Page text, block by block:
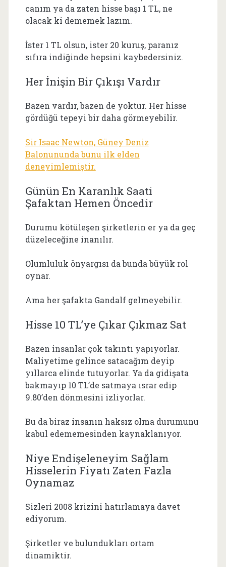
canım ya da zaten hisse başı 1 TL, ne
olacak ki dememek lazım.
İster 1 TL olsun, ister 20 kuruş, paranız
sıfıra indiğinde hepsini kaybedersiniz.
Her İnişin Bir Çıkışı Vardır
Bazen vardır, bazen de yoktur. Her hisse
gördüğü tepeyi bir daha görmeyebilir.
Sir Isaac Newton, Güney Deniz
Balonununda bunu ilk elden
deneyimlemiştir.
Günün En Karanlık Saati
Şafaktan Hemen Öncedir
Durumu kötüleşen şirketlerin er ya da geç
düzeleceğine inanılır.
Olumluluk önyargısı da bunda büyük rol
oynar.
Ama her şafakta Gandalf gelmeyebilir.
Hisse 10 TL’ye Çıkar Çıkmaz Sat
Bazen insanlar çok takıntı yapıyorlar.
Maliyetime gelince satacağım deyip
yıllarca elinde tutuyorlar. Ya da gidişata
bakmayıp 10 TL’de satmaya ısrar edip
9.80’den dönmesini izliyorlar.
Bu da biraz insanın haksız olma durumunu
kabul edememesinden kaynaklanıyor.
Niye Endişeleneyim Sağlam
Hisselerin Fiyatı Zaten Fazla
Oynamaz
Sizleri 2008 krizini hatırlamaya davet
ediyorum.
Şirketler ve bulundukları ortam
dinamiktir.